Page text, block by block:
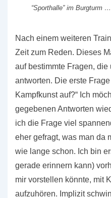
“Sporthalle” im Burgturm
Nach einem weiteren
Zeit zum Reden. Dieses
auf bestimmte Fragen,
antworten. Die erste
Kampfkunst auf?“ Ich
gegebenen Antworten
ich die Frage viel
eher gefragt, was man da
wie lange schon. Ich bin
gerade erinnern kann)
mir vorstellen könnte, mit
aufzuhören. Implizit